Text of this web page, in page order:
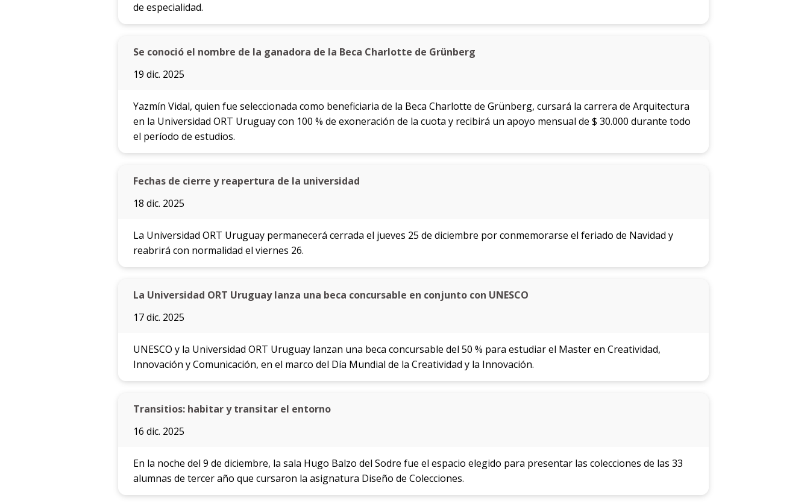
de especialidad.
Se conoció el nombre de la ganadora de la Beca Charlotte de Grünberg
19 dic. 2025
Yazmín Vidal, quien fue seleccionada como beneficiaria de la Beca Charlotte de Grünberg, cursará la carrera de Arquitectura
en la Universidad ORT Uruguay con 100 % de exoneración de la cuota y recibirá un apoyo mensual de $ 30.000 durante todo
el período de estudios.
Fechas de cierre y reapertura de la universidad
18 dic. 2025
La Universidad ORT Uruguay permanecerá cerrada el jueves 25 de diciembre por conmemorarse el feriado de Navidad y
reabrirá con normalidad el viernes 26.
La Universidad ORT Uruguay lanza una beca concursable en conjunto con UNESCO
17 dic. 2025
UNESCO y la Universidad ORT Uruguay lanzan una beca concursable del 50 % para estudiar el Master en Creatividad,
Innovación y Comunicación, en el marco del Día Mundial de la Creatividad y la Innovación.
Transitios: habitar y transitar el entorno
16 dic. 2025
En la noche del 9 de diciembre, la sala Hugo Balzo del Sodre fue el espacio elegido para presentar las colecciones de las 33
alumnas de tercer año que cursaron la asignatura Diseño de Colecciones.